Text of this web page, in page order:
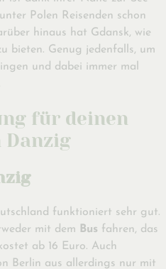
Polen Reisenden schon
hinaus hat Gdansk, wie
bieten. Genug jedenfalls, um
und dabei immer mal
für deinen
funktioniert sehr gut.
mit dem Bus fahren, das
ab 16 Euro. Auch
Berlin aus allerdings nur mit